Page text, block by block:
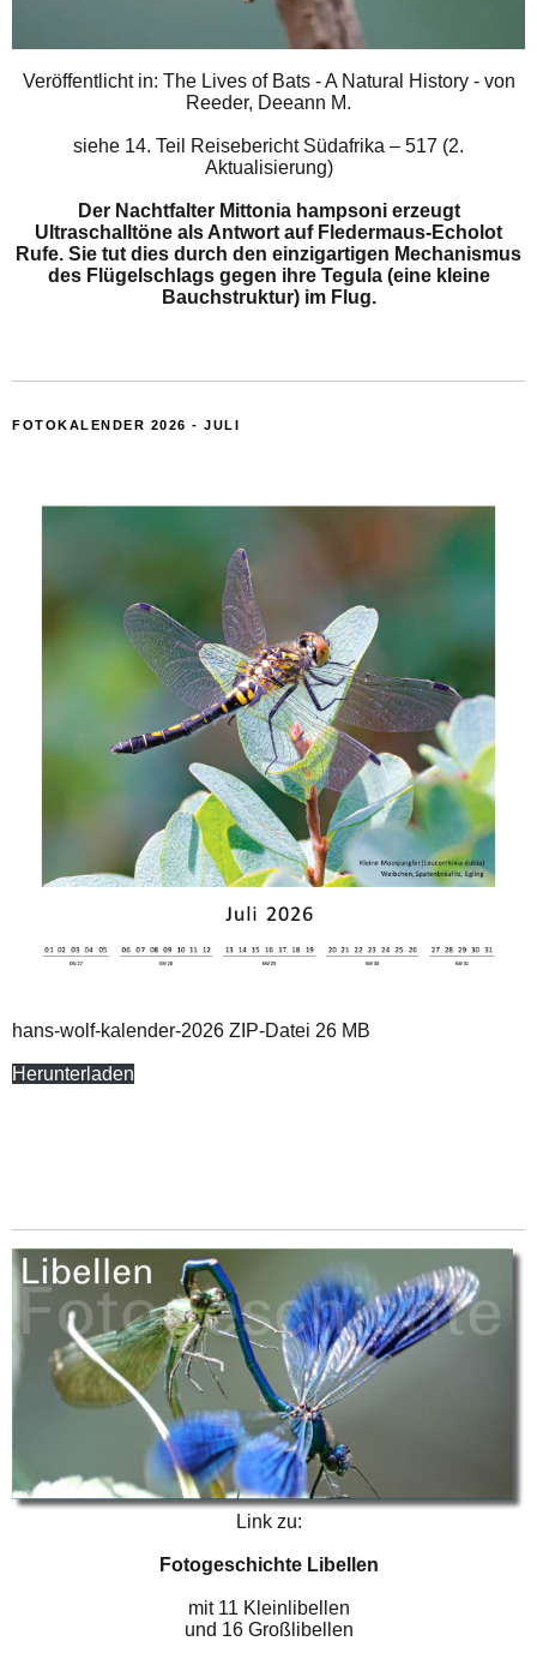
Veröffentlicht in: The Lives of Bats - A Natural History - von
Reeder, Deeann M.
siehe 14. Teil Reisebericht Südafrika – 517 (2.
Aktualisierung)
Der Nachtfalter Mittonia hampsoni erzeugt
Ultraschalltöne als Antwort auf Fledermaus-Echolot
Rufe. Sie tut dies durch den einzigartigen Mechanismus
des Flügelschlags gegen ihre Tegula (eine kleine
Bauchstruktur) im Flug.
FOTOKALENDER 2026 - JULI
hans-wolf-kalender-2026 ZIP-Datei 26 MB
Herunterladen
Link zu:
Fotogeschichte Libellen
mit 11 Kleinlibellen
und 16 Großlibellen